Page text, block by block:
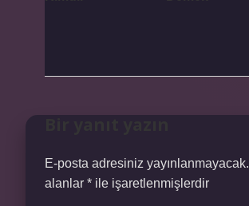
E-posta adresiniz yayınlanmayacak.
alanlar * ile işaretlenmişlerdir